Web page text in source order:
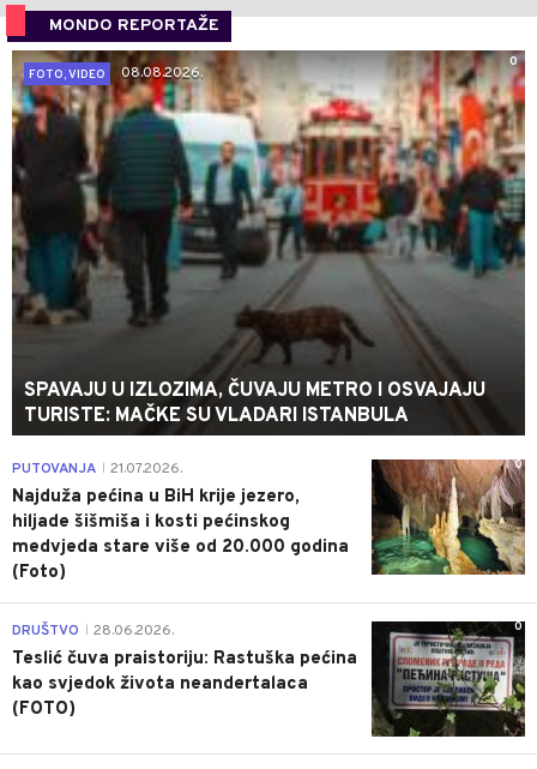
MONDO REPORTAŽE
0
FOTO, VIDEO
08.08.2026.
SPAVAJU U IZLOZIMA, ČUVAJU METRO I OSVAJAJU
TURISTE: MAČKE SU VLADARI ISTANBULA
0
PUTOVANJA 21.07.2026.
Najduža pećina u BiH krije jezero,
hiljade šišmiša i kosti pećinskog
medvjeda stare više od 20.000 godina
(Foto)
0
DRUŠTVO 28.06.2026.
Teslić čuva praistoriju: Rastuška pećina
kao svjedok života neandertalaca
(FOTO)